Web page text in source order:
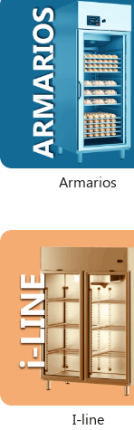
Armarios
I-line